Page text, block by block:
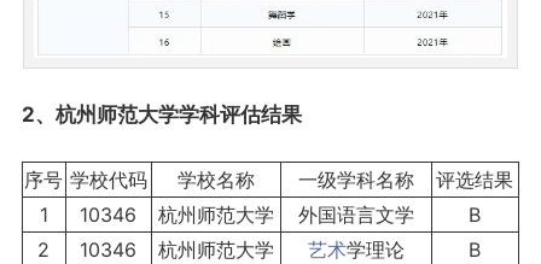
2、杭州师范大学学科评估结果
序号 学校代码 学校名称 一级学科名称
评选结果
1
10346 杭州师范大学 外国语言文学
B
2
10346 杭州师范大学 艺术学理论
B